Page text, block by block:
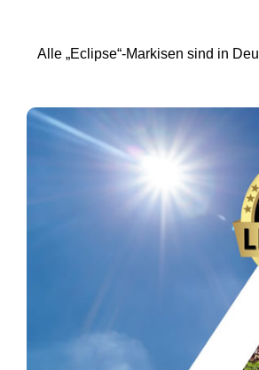
Alle „Eclipse“-Markisen sind in